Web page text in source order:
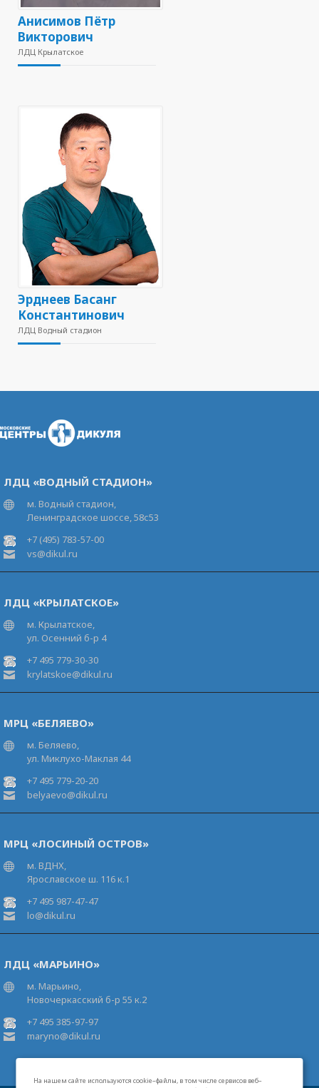
На нашем сайте используются cookie–файлы, в том числе сервисов веб–
Анисимов Пётр
Викторович
ЛДЦ Крылатское
Эрднеев Басанг
Константинович
ЛДЦ Водный стадион
ЛДЦ «ВОДНЫЙ СТАДИОН»
м. Водный стадион,
Ленинградское шоссе, 58с53
+7 (495) 783-57-00
vs@dikul.ru
ЛДЦ «КРЫЛАТСКОЕ»
м. Крылатское,
ул. Осенний б-р 4
+7 495 779-30-30
krylatskoe@dikul.ru
МРЦ «БЕЛЯЕВО»
м. Беляево,
ул. Миклухо-Маклая 44
+7 495 779-20-20
belyaevo@dikul.ru
МРЦ «ЛОСИНЫЙ ОСТРОВ»
м. ВДНХ,
Ярославское ш. 116 к.1
+7 495 987-47-47
lo@dikul.ru
ЛДЦ «МАРЬИНО»
м. Марьино,
Новочеркасский б-р 55 к.2
+7 495 385-97-97
maryno@dikul.ru